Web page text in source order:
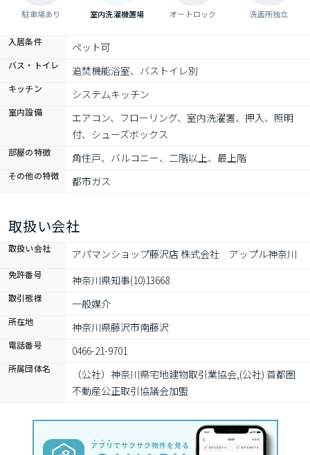
駐車場あり 室内洗濯機置場 オートロック 洗面所独立
入居条件 ペット可
バス・トイレ 追焚機能浴室、バストイレ別
キッチン システムキッチン
室内設備
エアコン、フローリング、室内洗濯置、押入、照明
付、シューズボックス
部屋の特徴 角住戸、バルコニー、二階以上、最上階
その他の特徴 都市ガス
取扱い会社
取扱い会社 アパマンショップ藤沢店 株式会社　アップル神奈川
免許番号 神奈川県知事(10)13668
取引態様 一般媒介
所在地 神奈川県藤沢市南藤沢
電話番号 0466-21-9701
所属団体名
（公社）神奈川県宅地建物取引業協会,(公社) 首都圏
不動産公正取引協議会加盟